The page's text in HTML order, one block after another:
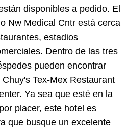
disponibles a pedido. El
Nw Medical Cntr está cerca
estadios
Dentro de las tres
pueden encontrar
Tex-Mex Restaurant
Ya sea que esté en la
placer, este hotel es
que busque un excelente